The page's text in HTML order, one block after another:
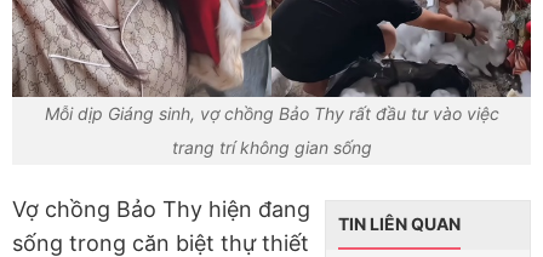
Mỗi dịp Giáng sinh, vợ chồng Bảo Thy rất đầu tư vào việc
trang trí không gian sống
TIN LIÊN QUAN
Vợ chồng Bảo Thy hiện đang
sống trong căn biệt thự thiết